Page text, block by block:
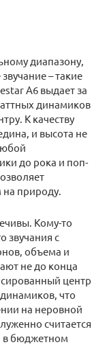
диапазону,
– такие
A6 выдает за
динамиков
К качеству
и высота не
до рока и поп-
на природу.
Кому-то
звучания с
объема и
не до конца
центр
что
на неровной
считается
в бюджетном